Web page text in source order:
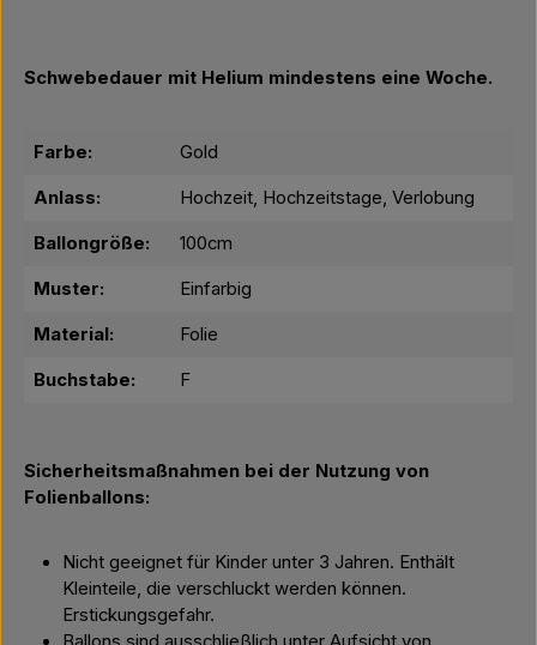
Schwebedauer mit Helium mindestens eine Woche.
Farbe: Gold
Anlass: Hochzeit, Hochzeitstage, Verlobung
Ballongröße: 100cm
Muster: Einfarbig
Material: Folie
Buchstabe: F
Sicherheitsmaßnahmen bei der Nutzung von
Folienballons:
Nicht geeignet für Kinder unter 3 Jahren. Enthält
Kleinteile, die verschluckt werden können.
Erstickungsgefahr.